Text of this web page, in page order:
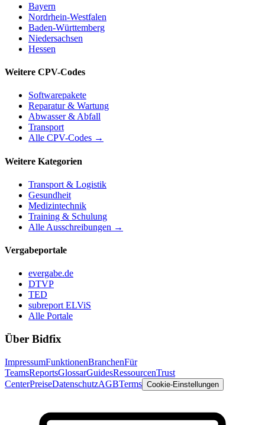
Bayern
Nordrhein-Westfalen
Baden-Württemberg
Niedersachsen
Hessen
Weitere CPV-Codes
Softwarepakete
Reparatur & Wartung
Abwasser & Abfall
Transport
Alle CPV-Codes →
Weitere Kategorien
Transport & Logistik
Gesundheit
Medizintechnik
Training & Schulung
Alle Ausschreibungen →
Vergabeportale
evergabe.de
DTVP
TED
subreport ELViS
Alle Portale
Über Bidfix
ImpressumFunktionenBranchenFür
TeamsReportsGlossarGuidesRessourcenTrust
CenterPreiseDatenschutzAGBTerms Cookie-Einstellungen